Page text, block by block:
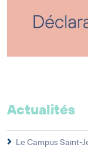
Actualités
Le Campus Saint-